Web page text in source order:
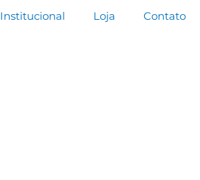
Institucional Loja Contato